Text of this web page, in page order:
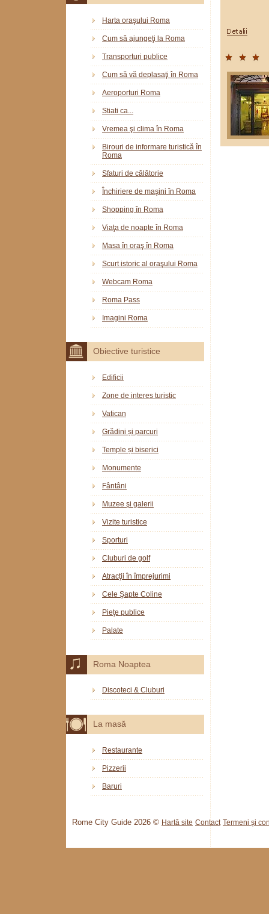
Harta oraşului Roma
Cum să ajungeţi la Roma
Transporturi publice
Cum să vă deplasaţi în Roma
Aeroporturi Roma
Stiati ca...
Vremea şi clima în Roma
Birouri de informare turistică în
Roma
Sfaturi de călătorie
Închiriere de maşini în Roma
Shopping în Roma
Viaţa de noapte în Roma
Masa în oraş în Roma
Scurt istoric al oraşului Roma
Webcam Roma
Roma Pass
Imagini Roma
Obiective turistice
Edificii
Zone de interes turistic
Vatican
Grădini și parcuri
Temple și biserici
Monumente
Fântâni
Muzee şi galerii
Vizite turistice
Sporturi
Cluburi de golf
Atracţii în împrejurimi
Cele Şapte Coline
Pieţe publice
Palate
Roma Noaptea
Discoteci & Cluburi
La masă
Restaurante
Pizzerii
Baruri
Rome City Guide 2026 © Hartă site Contact Termeni și